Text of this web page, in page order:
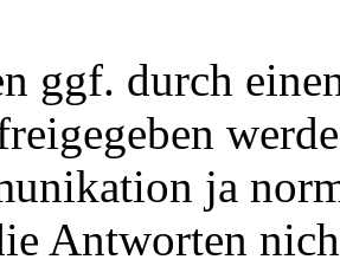
ggf. durch
ja
Antworten